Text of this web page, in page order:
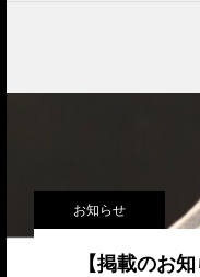
お知らせ
【掲載のお